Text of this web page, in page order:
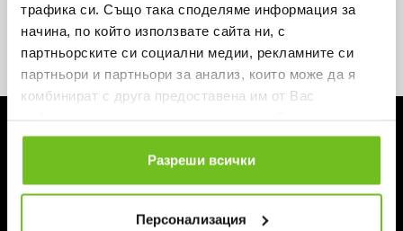
трафика си. Също така споделяме информация за
начина, по който използвате сайта ни, с
партньорските си социални медии, рекламните си
партньори и партньори за анализ, които може да я
комбинират с друга предоставена им от Вас
ползването от Ваша страна на услугите им.
Разреши всички
Персонализация
Абонирай се
Блог